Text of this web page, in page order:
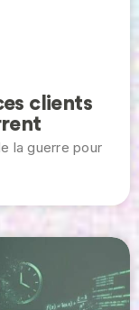
clients
la guerre pour